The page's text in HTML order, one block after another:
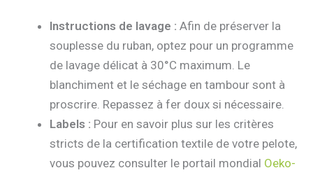
Instructions de lavage : Afin de préserver la
souplesse du ruban, optez pour un programme
de lavage délicat à 30°C maximum. Le
blanchiment et le séchage en tambour sont à
proscrire. Repassez à fer doux si nécessaire.
Labels : Pour en savoir plus sur les critères
stricts de la certification textile de votre pelote,
vous pouvez consulter le portail mondial Oeko-